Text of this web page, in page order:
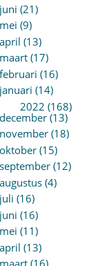
juni (21)
mei (9)
april (13)
maart (17)
februari (16)
januari (14)
2022 (168)
december (13)
november (18)
oktober (15)
september (12)
augustus (4)
juli (16)
juni (16)
mei (11)
april (13)
maart (16)